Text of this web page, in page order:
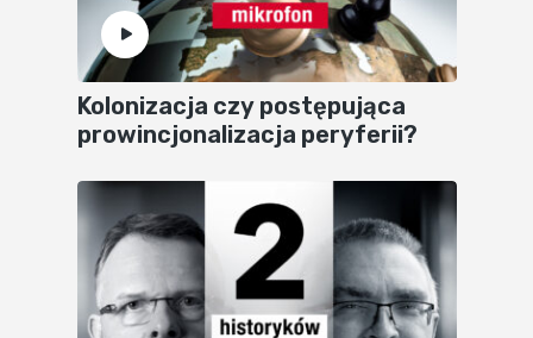
Kolonizacja czy postępująca
prowincjonalizacja peryferii?